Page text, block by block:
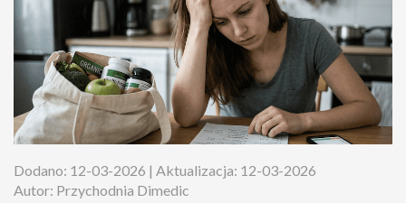
Dodano: 12-03-2026 | Aktualizacja: 12-03-2026
Autor: Przychodnia Dimedic